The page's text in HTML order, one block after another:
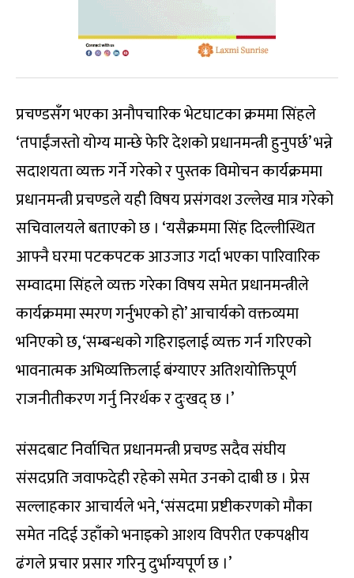
प्रचण्डसँग भएका अनौपचारिक भेटघाटका क्रममा सिंहले
‘तपाईंजस्तो योग्य मान्छे फेरि देशको प्रधानमन्त्री हुनुपर्छ’ भन्ने
सदाशयता व्यक्त गर्ने गरेको र पुस्तक विमोचन कार्यक्रममा
प्रधानमन्त्री प्रचण्डले यही विषय प्रसंगवश उल्लेख मात्र गरेको
सचिवालयले बताएको छ । ‘यसैक्रममा सिंह दिल्लीस्थित
आफ्नै घरमा पटकपटक आउजाउ गर्दा भएका पारिवारिक
सम्वादमा सिंहले व्यक्त गरेका विषय समेत प्रधानमन्त्रीले
कार्यक्रममा स्मरण गर्नुभएको हो’ आचार्यको वक्तव्यमा
भनिएको छ, ‘सम्बन्धको गहिराइलाई व्यक्त गर्न गरिएको
भावनात्मक अभिव्यक्तिलाई बंग्याएर अतिशयोक्तिपूर्ण
राजनीतीकरण गर्नु निरर्थक र दुःखद् छ ।’
संसदबाट निर्वाचित प्रधानमन्त्री प्रचण्ड सदैव संघीय
संसदप्रति जवाफदेही रहेको समेत उनको दाबी छ । प्रेस
सल्लाहकार आचार्यले भने, ‘संसदमा प्रष्टीकरणको मौका
समेत नदिई उहाँको भनाइको आशय विपरीत एकपक्षीय
ढंगले प्रचार प्रसार गरिनु दुर्भाग्यपूर्ण छ ।’